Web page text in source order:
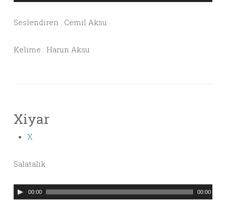
Seslendiren : Cemil Aksu
Kelime : Harun Aksu
Xiyar
X
Salatalık
Ses
00:00 00:00